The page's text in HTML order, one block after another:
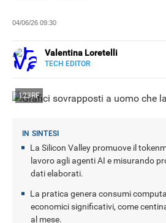
04/06/26 09:30
Valentina Loretelli
TECH EDITOR
Tecnologia si occupa della
123RF
La Silicon Valley promuove il
lavoro agli agenti AI e misurando
dati elaborati.
La pratica genera consumi
economici significativi, come
al mese.